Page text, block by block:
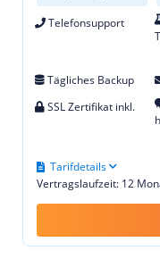
Telefonsupport
Tägliches Backup
SSL Zertifikat inkl.
Vertragslaufzeit: 12
Tarifdetails